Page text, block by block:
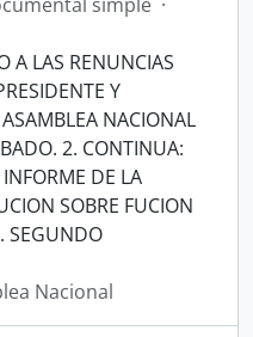
A LAS RENUNCIAS
Y
NACIONAL
2. CONTINUA:
DE LA
SOBRE FUCION
SEGUNDO
Nacional